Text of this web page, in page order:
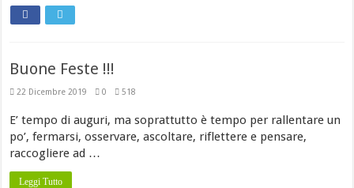
Buone Feste !!!
22 Dicembre 2019 0 518
E’ tempo di auguri, ma soprattutto è tempo per rallentare un
po’, fermarsi, osservare, ascoltare, riflettere e pensare,
raccogliere ad …
Leggi Tutto